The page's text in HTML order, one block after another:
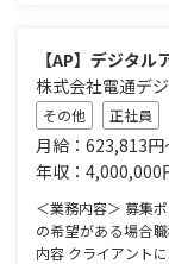
【AP】デジタ
株式会社電通デ
その他 正社員
月給：623,813円
年収：4,000,000
＜業務内容＞ 募集
の希望がある場合
内容 クライアントに